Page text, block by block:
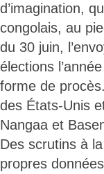
d’imagination,
congolais, au
du 30 juin,
élections
forme de
des États-Unis
Nangaa et
Des scrutins à
propres